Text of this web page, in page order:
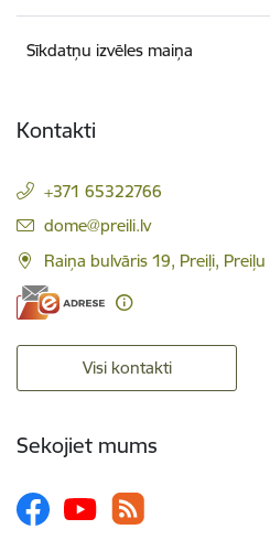
Sīkdatņu izvēles maiņa
Kontakti
+371 65322766
E-pasts:
dome@preili.lv
Raiņa bulvāris 19, Preiļi,
Visi kontakti
Sekojiet mums